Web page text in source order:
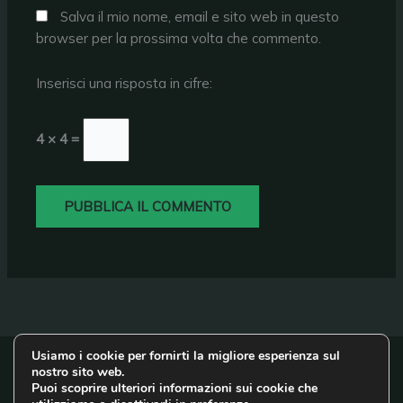
Salva il mio nome, email e sito web in questo
browser per la prossima volta che commento.
Inserisci una risposta in cifre:
4 × 4 =
Usiamo i cookie per fornirti la migliore esperienza sul
nostro sito web.
Puoi scoprire ulteriori informazioni sui cookie che